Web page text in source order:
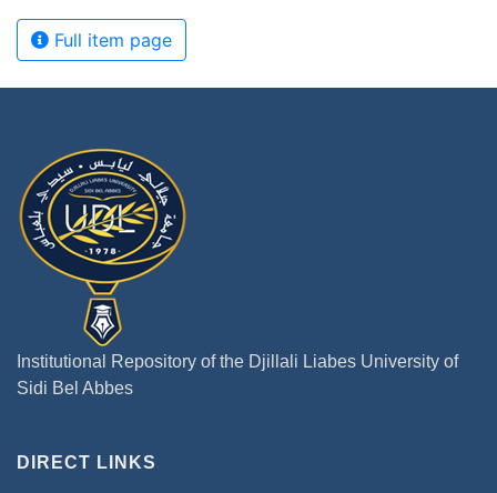
Full item page
Institutional Repository of the Djillali Liabes University of
Sidi Bel Abbes
DIRECT LINKS